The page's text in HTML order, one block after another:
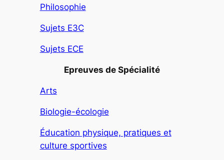
Philosophie
Sujets E3C
Sujets ECE
Epreuves de Spécialité
Arts
Biologie-écologie
Éducation physique, pratiques et
culture sportives